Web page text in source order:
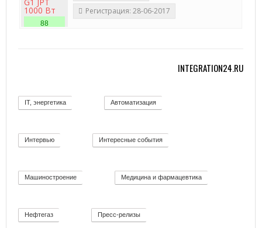
88
Регистрация: 28-06-2017
INTEGRATION24.RU
IT, энергетика Автоматизация
Интервью Интересные события
Машиностроение Медицина и фармацевтика
Нефтегаз Пресс-релизы